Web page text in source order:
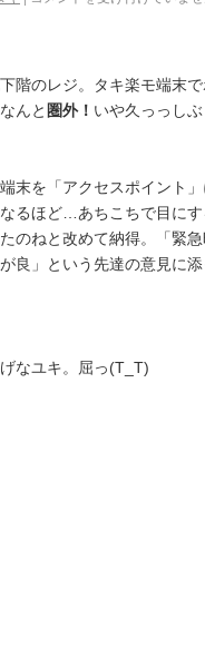
階のレジ。タキ楽モ端末
んと 圏外！ いや久っっし
末を「アクセスポイント
るほど…あちこちで目に
のねと改めて納得。「緊急
良」という先達の意見に
なユキ。屈っ(T_T)